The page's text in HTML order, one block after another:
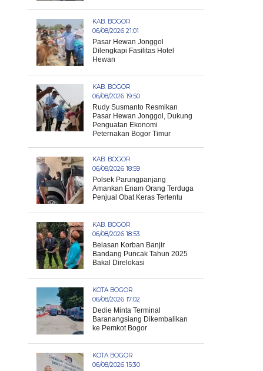
KAB. BOGOR
06/08/2026 21:01
Pasar Hewan Jonggol
Dilengkapi Fasilitas Hotel
Hewan
KAB. BOGOR
06/08/2026 19:50
Rudy Susmanto Resmikan
Pasar Hewan Jonggol, Dukung
Penguatan Ekonomi
Peternakan Bogor Timur
KAB. BOGOR
06/08/2026 18:59
Polsek Parungpanjang
Amankan Enam Orang Terduga
Penjual Obat Keras Tertentu
KAB. BOGOR
06/08/2026 18:53
Belasan Korban Banjir
Bandang Puncak Tahun 2025
Bakal Direlokasi
KOTA BOGOR
06/08/2026 17:02
Dedie Minta Terminal
Baranangsiang Dikembalikan
ke Pemkot Bogor
KOTA BOGOR
06/08/2026 15:30